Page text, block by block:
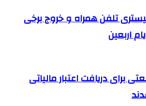
تلفن همراه و خروج برخی
اربعین
برای دریافت اعتبار مالیاتی